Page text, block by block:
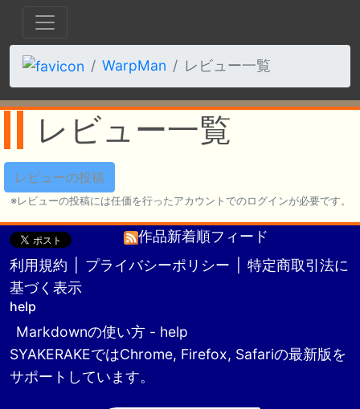
WarpMan レビュー一覧
レビュー一覧
レビューの投稿
レビューの投稿には任価を行ったアカウントでのログインが必要です。
作品新着順フィード
利用規約
プライバシーポリシー
特定商取引法に
基づく表示
help
Markdownの使い方 - help
SYAKERAKEではChrome, Firefox, Safariの最新版を
サポートしています。